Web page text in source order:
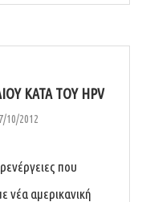
ΚΑΤΆ ΤΟΥ HPV
10/2012
που
νέα αμερικανική